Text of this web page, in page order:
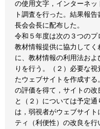
の使用文字，インターネ
ト調査を行った。結果報
長会会長に配布した。
令和５年度は次の３つのプ
教材情報提供に協力して
に、教材情報の利用法およ
りを行う。（２）必要な
たウェブサイトを作成す
の評価を得て，サイトの改
と（２）については予定
は，弱視者がウェブサイ
ティ（利便性）の改良を